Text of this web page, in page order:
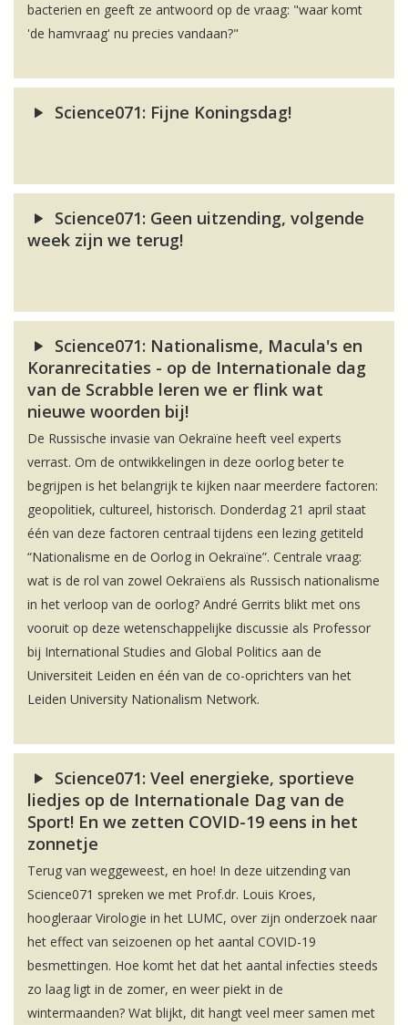
bacterien en geeft ze antwoord op de vraag: "waar komt
'de hamvraag' nu precies vandaan?"
Science071: Fijne Koningsdag!
Science071: Geen uitzending, volgende
week zijn we terug!
Science071: Nationalisme, Macula's en
Koranrecitaties - op de Internationale dag
van de Scrabble leren we er flink wat
nieuwe woorden bij!
De Russische invasie van Oekraïne heeft veel experts
verrast. Om de ontwikkelingen in deze oorlog beter te
begrijpen is het belangrijk te kijken naar meerdere factoren:
geopolitiek, cultureel, historisch. Donderdag 21 april staat
één van deze factoren centraal tijdens een lezing getiteld
“Nationalisme en de Oorlog in Oekraïne”. Centrale vraag:
wat is de rol van zowel Oekraïens als Russisch nationalisme
in het verloop van de oorlog? André Gerrits blikt met ons
vooruit op deze wetenschappelijke discussie als Professor
bij International Studies and Global Politics aan de
Universiteit Leiden en één van de co-oprichters van het
Leiden University Nationalism Network.
Science071: Veel energieke, sportieve
liedjes op de Internationale Dag van de
Sport! En we zetten COVID-19 eens in het
zonnetje
Terug van weggeweest, en hoe! In deze uitzending van
Science071 spreken we met Prof.dr. Louis Kroes,
hoogleraar Virologie in het LUMC, over zijn onderzoek naar
het effect van seizoenen op het aantal COVID-19
besmettingen. Hoe komt het dat het aantal infecties steeds
zo laag ligt in de zomer, en weer piekt in de
wintermaanden? Wat blijkt, dit hangt veel meer samen met